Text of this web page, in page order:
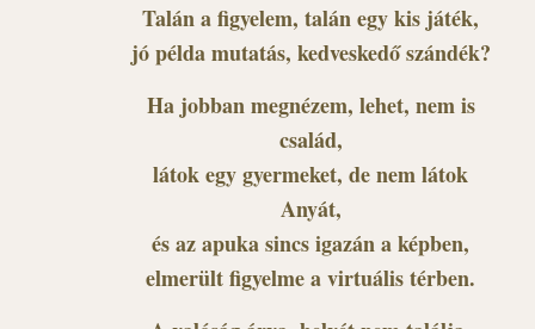
Talán a figyelem, talán egy kis játék,
jó példa mutatás, kedveskedő szándék?
Ha jobban megnézem, lehet, nem is
család,
látok egy gyermeket, de nem látok
Anyát,
és az apuka sincs igazán a képben,
elmerült figyelme a virtuális térben.